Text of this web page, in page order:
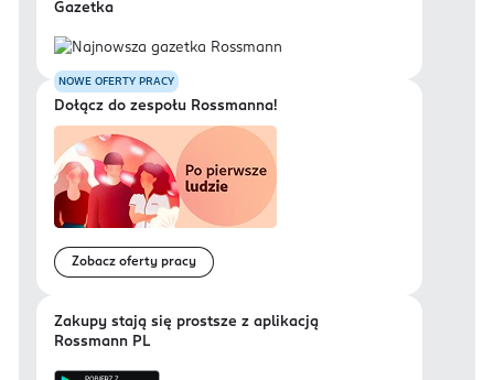
Gazetka
NOWE OFERTY PRACY
Dołącz do zespołu Rossmanna!
Zobacz oferty pracy
Zakupy stają się prostsze z aplikacją
Rossmann PL